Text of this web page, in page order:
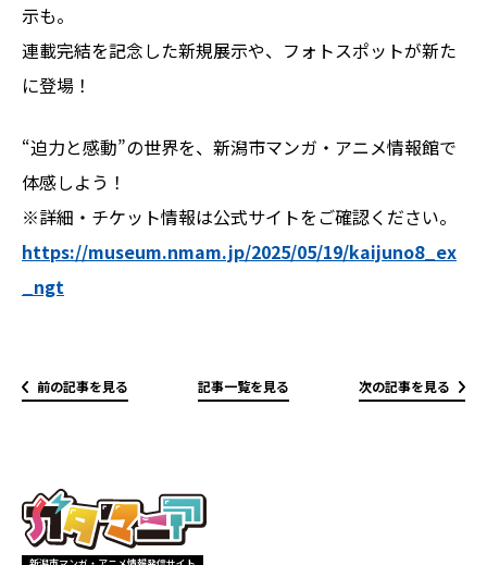
示も。
連載完結を記念した新規展示や、フォトスポットが新た
に登場！
“迫力と感動”の世界を、新潟市マンガ・アニメ情報館で
体感しよう！
※詳細・チケット情報は公式サイトをご確認ください。
https://museum.nmam.jp/2025/05/19/kaijuno8_ex
_ngt
前の記事を見る 記事一覧を見る 次の記事を見る